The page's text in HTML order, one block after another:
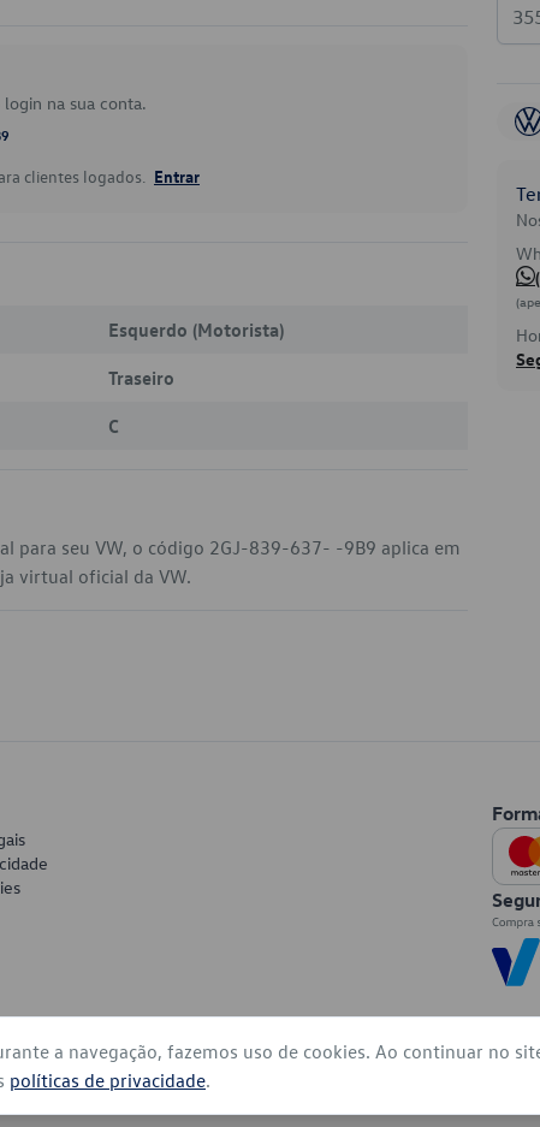
na sua conta.
clientes logados. Entrar
Esquerdo (Motorista)
Traseiro
C
para seu VW, o código 2GJ-839-637- -9B9 aplica em
virtual oficial da VW.
os direitos reservados
a navegação, fazemos uso de cookies. Ao continuar no
políticas de privacidade.